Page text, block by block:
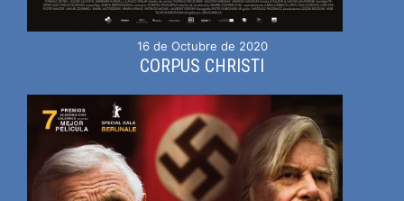
16 de Octubre de 2020
CORPUS CHRISTI